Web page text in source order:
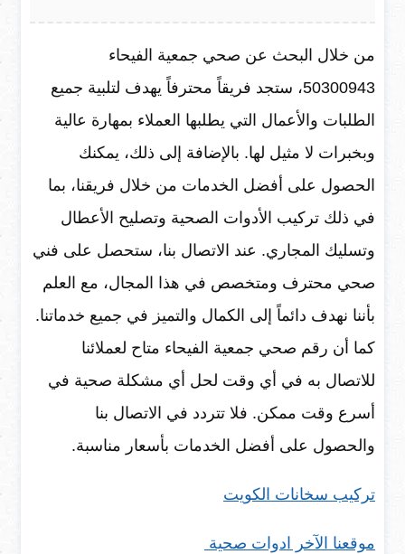
من خلال البحث عن صحي جمعية الفيحاء
50300943، ستجد فريقاً محترفاً يهدف لتلبية جميع
الطلبات والأعمال التي يطلبها العملاء بمهارة عالية
وبخبرات لا مثيل لها. بالإضافة إلى ذلك، يمكنك
الحصول على أفضل الخدمات من خلال فريقنا، بما
في ذلك تركيب الأدوات الصحية وتصليح الأعطال
وتسليك المجاري. عند الاتصال بنا، ستحصل على فني
صحي محترف ومتخصص في هذا المجال، مع العلم
بأننا نهدف دائماً إلى الكمال والتميز في جميع خدماتنا.
كما أن رقم صحي جمعية الفيحاء متاح لعملائنا
للاتصال به في أي وقت لحل أي مشكلة صحية في
أسرع وقت ممكن. فلا تتردد في الاتصال بنا
والحصول على أفضل الخدمات بأسعار مناسبة.
تركيب سخانات الكويت
موقعنا الآخر ادوات صحية